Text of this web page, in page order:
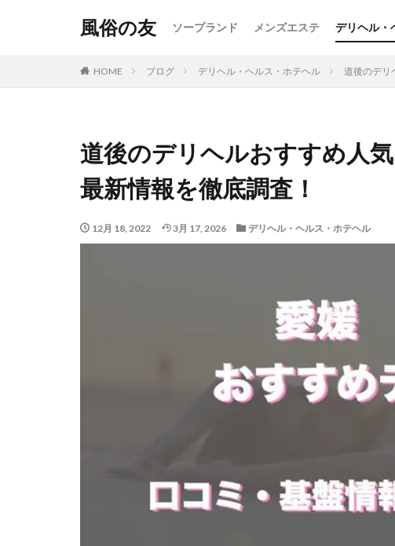
風俗の友 ソープランド メンズエステ デリヘル・
HOME ブログ デリヘル・ヘルス・ホテヘル 道後のデリ
道後のデリヘルおすすめ人
最新情報を徹底調査！
12月 18, 2022 3月 17, 2026 デリヘル・ヘルス・ホテヘル